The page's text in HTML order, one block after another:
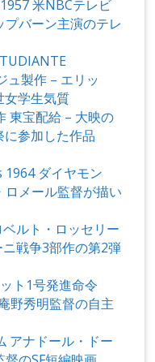
米NBCテレビ
バーン主演のテレ
ュ製作 – エリッ
女学生気質
東宝配給 – 大映の
参加した作品
ダイヤモン
ロメール監督が描い
ルト・ロッセリー
戦争3部作の第2弾
ト1号発進命令
野秀明監督の自主
アナドール・ドー